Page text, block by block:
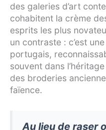
des galeries d’art
cohabitent la crème
esprits les plus
un contraste : c’est
portugais,
souvent dans
des broderies
faïence.
Au lieu de raser